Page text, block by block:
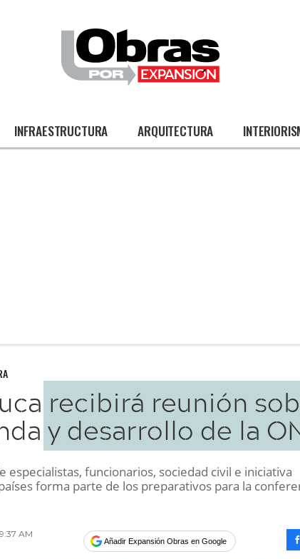
INFRAESTRUCTURA ARQUITECTURA
recibirá reunión
y desarrollo de la
especialistas, funcionarios, sociedad civil e iniciativa
forma parte de los preparativos para la
AM
Añadir Expansión Obras en Google